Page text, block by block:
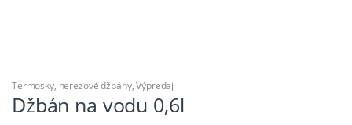
Termosky, nerezové džbány,Výpredaj
Džbán na vodu 0,6l